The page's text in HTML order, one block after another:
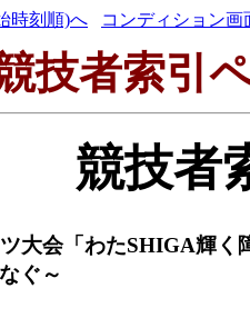
時刻順)へ コンディション画
技者索引
競技者
大会「わたSHIGA輝
ぐ～